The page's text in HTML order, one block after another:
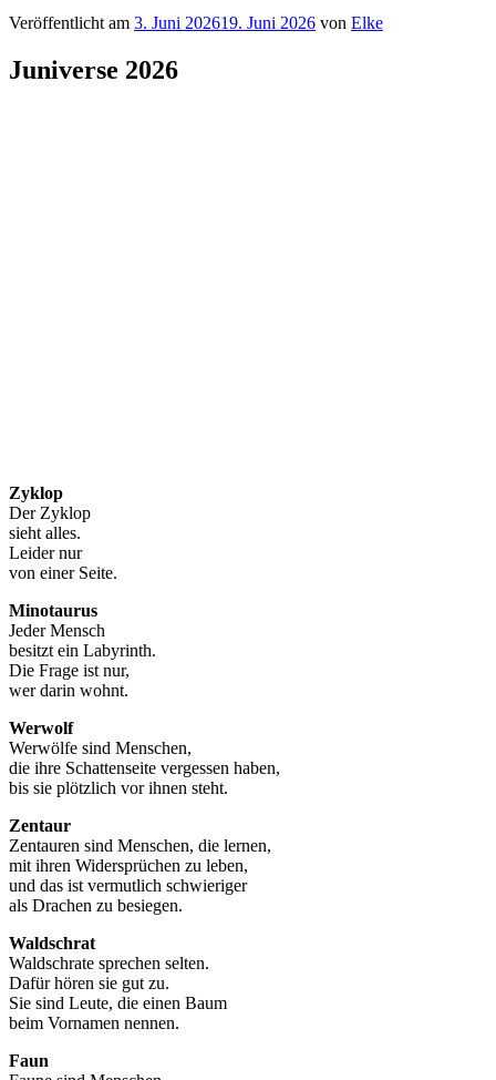
Veröffentlicht am 3. Juni 202619. Juni 2026 von Elke
Juniverse 2026
Zyklop
Der Zyklop
sieht alles.
Leider nur
von einer Seite.
Minotaurus
Jeder Mensch
besitzt ein Labyrinth.
Die Frage ist nur,
wer darin wohnt.
Werwolf
Werwölfe sind Menschen,
die ihre Schattenseite vergessen haben,
bis sie plötzlich vor ihnen steht.
Zentaur
Zentauren sind Menschen, die lernen,
mit ihren Widersprüchen zu leben,
und das ist vermutlich schwieriger
als Drachen zu besiegen.
Waldschrat
Waldschrate sprechen selten.
Dafür hören sie gut zu.
Sie sind Leute, die einen Baum
beim Vornamen nennen.
Faun